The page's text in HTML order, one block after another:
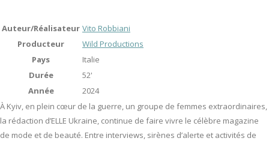
Auteur/Réalisateur Vito Robbiani
Producteur
Wild Productions
Pays
Italie
Durée
52'
Année
2024
À Kyiv, en plein cœur de la guerre, un groupe de femmes extraordinaires,
la rédaction d’ELLE Ukraine, continue de faire vivre le célèbre magazine
de mode et de beauté. Entre interviews, sirènes d’alerte et activités de